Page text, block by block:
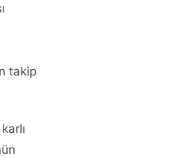
takip